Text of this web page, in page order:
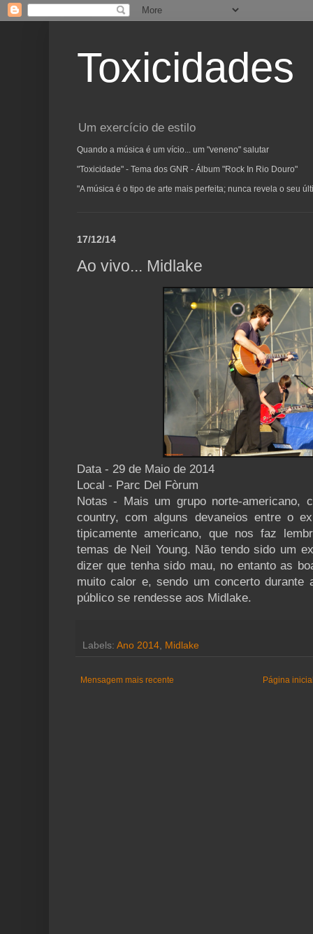
Toxicidades
Um exercício de estilo
Quando a música é um vício... um "veneno" salutar
"Toxicidade" - Tema dos GNR - Álbum "Rock In Rio Douro"
"A música é o tipo de arte mais perfeita; nunca revela o seu
17/12/14
Ao vivo... Midlake
Data - 29 de Maio de 2014
Local - Parc Del Fòrum
Notas - Mais um grupo norte-americano,
country, com alguns devaneios entre o
tipicamente americano, que nos faz
temas de Neil Young. Não tendo sido um
dizer que tenha sido mau, no entanto as
muito calor e, sendo um concerto durante
público se rendesse aos Midlake.
Labels: Ano 2014, Midlake
Mensagem mais recente Página